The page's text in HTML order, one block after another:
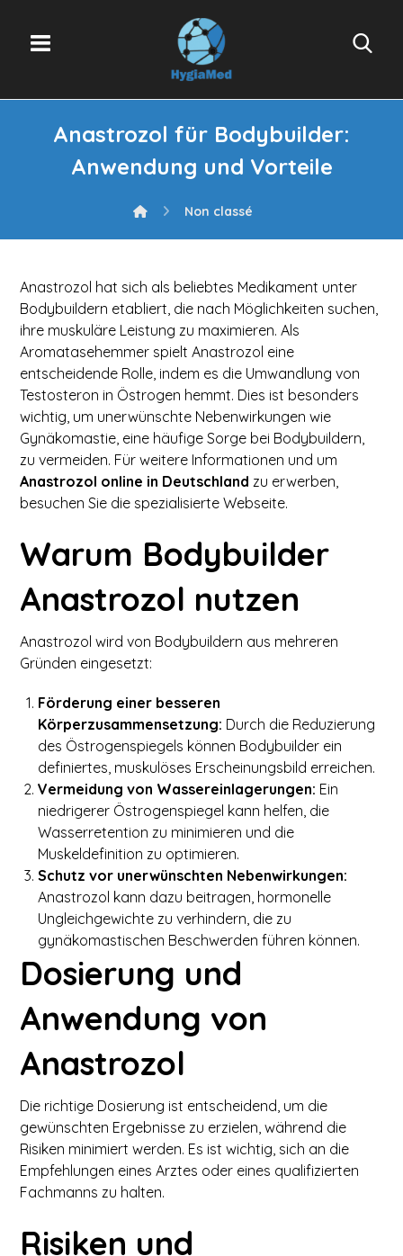
Anastrozol für Bodybuilder:
Anwendung und Vorteile
Non classé
Anastrozol hat sich als beliebtes Medikament unter
Bodybuildern etabliert, die nach Möglichkeiten suchen,
ihre muskuläre Leistung zu maximieren. Als
Aromatasehemmer spielt Anastrozol eine
entscheidende Rolle, indem es die Umwandlung von
Testosteron in Östrogen hemmt. Dies ist besonders
wichtig, um unerwünschte Nebenwirkungen wie
Gynäkomastie, eine häufige Sorge bei Bodybuildern,
zu vermeiden. Für weitere Informationen und um
Anastrozol online in Deutschland zu erwerben,
besuchen Sie die spezialisierte Webseite.
Warum Bodybuilder
Anastrozol nutzen
Anastrozol wird von Bodybuildern aus mehreren
Gründen eingesetzt:
Förderung einer besseren
Körperzusammensetzung: Durch die Reduzierung
des Östrogenspiegels können Bodybuilder ein
definiertes, muskulöses Erscheinungsbild erreichen.
Vermeidung von Wassereinlagerungen: Ein
niedrigerer Östrogenspiegel kann helfen, die
Wasserretention zu minimieren und die
Muskeldefinition zu optimieren.
Schutz vor unerwünschten Nebenwirkungen:
Anastrozol kann dazu beitragen, hormonelle
Ungleichgewichte zu verhindern, die zu
gynäkomastischen Beschwerden führen können.
Dosierung und
Anwendung von
Anastrozol
Die richtige Dosierung ist entscheidend, um die
gewünschten Ergebnisse zu erzielen, während die
Risiken minimiert werden. Es ist wichtig, sich an die
Empfehlungen eines Arztes oder eines qualifizierten
Fachmanns zu halten.
Risiken und